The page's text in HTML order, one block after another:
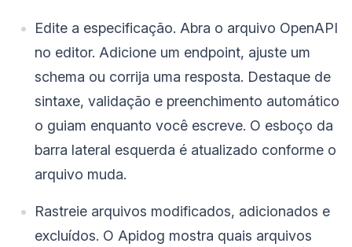
Edite a especificação. Abra o arquivo OpenAPI
no editor. Adicione um endpoint, ajuste um
schema ou corrija uma resposta. Destaque de
sintaxe, validação e preenchimento automático
o guiam enquanto você escreve. O esboço da
barra lateral esquerda é atualizado conforme o
arquivo muda.
Rastreie arquivos modificados, adicionados e
excluídos. O Apidog mostra quais arquivos